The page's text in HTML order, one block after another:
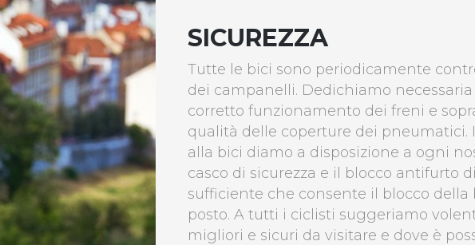
SICUREZZA
Tutte le bici sono periodicamente
dei campanelli. Dedichiamo necessaria
corretto funzionamento dei freni e
qualità delle coperture dei pneumatici.
alla bici diamo a disposizione a ogni
casco di sicurezza e il blocco antifurto
sufficiente che consente il blocco della
posto. A tutti i ciclisti suggeriamo
migliori e sicuri da visitare e dove è